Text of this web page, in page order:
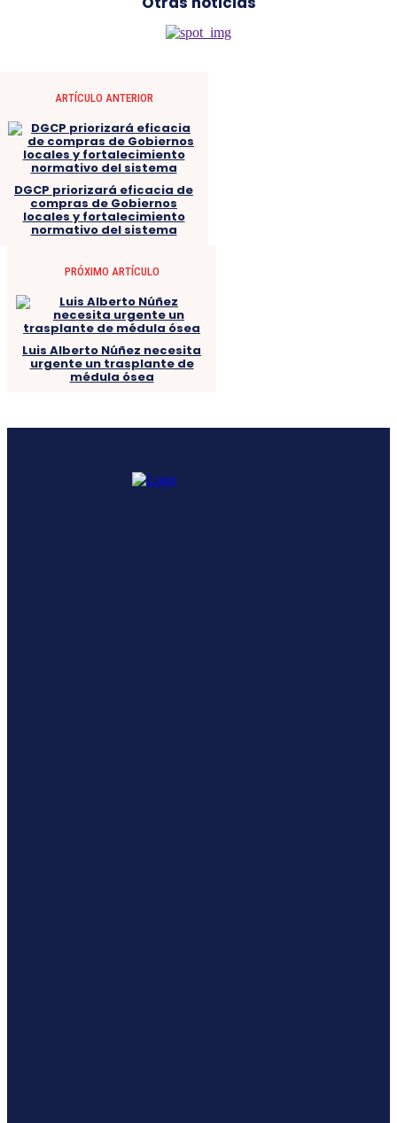
ARTÍCULO ANTERIOR
DGCP priorizará eficacia de
compras de Gobiernos
locales y fortalecimiento
normativo del sistema
PRÓXIMO ARTÍCULO
Luis Alberto Núñez necesita
urgente un trasplante de
médula ósea